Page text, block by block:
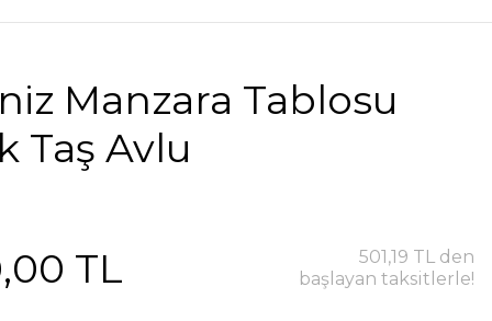
Manzara Tablosu
Taş Avlu
TL
501,19 TL den
başlayan taksitlerle!